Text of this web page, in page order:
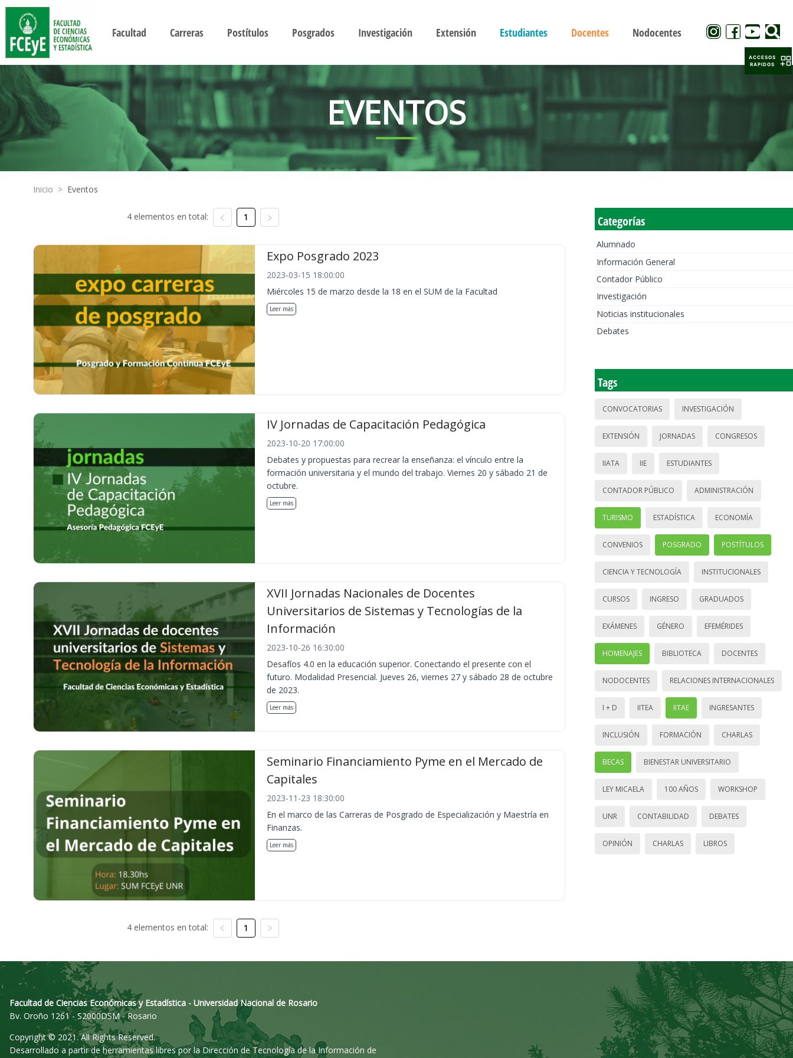
Facultad Carreras Postítulos Posgrados Investigación Extensión Estudiantes Docentes Nodocentes
EVENTOS
Inicio > Eventos
4 elementos en total: 1
Expo Posgrado 2023
2023-03-15 18:00:00
Miércoles 15 de marzo desde la 18 en el SUM de la Facultad
Leer más
IV Jornadas de Capacitación Pedagógica
2023-10-20 17:00:00
Debates y propuestas para recrear la enseñanza: el vínculo entre la
formación universitaria y el mundo del trabajo. Viernes 20 y sábado 21 de
octubre.
Leer más
XVII Jornadas Nacionales de Docentes
Universitarios de Sistemas y Tecnologías de la
Información
2023-10-26 16:30:00
Desafíos 4.0 en la educación superior. Conectando el presente con el
futuro. Modalidad Presencial. Jueves 26, viernes 27 y sábado 28 de octubre
de 2023.
Leer más
Seminario Financiamiento Pyme en el Mercado de
Capitales
2023-11-23 18:30:00
En el marco de las Carreras de Posgrado de Especialización y Maestría en
Finanzas.
Leer más
4 elementos en total: 1
Categorías
Alumnado
Información General
Contador Público
Investigación
Noticias institucionales
Debates
Tags
CONVOCATORIAS INVESTIGACIÓN
EXTENSIÓN JORNADAS CONGRESOS
IIATA IIE ESTUDIANTES
CONTADOR PÚBLICO ADMINISTRACIÓN
TURISMO ESTADÍSTICA ECONOMÍA
CONVENIOS POSGRADO POSTÍTULOS
CIENCIA Y TECNOLOGÍA INSTITUCIONALES
CURSOS INGRESO GRADUADOS
EXÁMENES GÉNERO EFEMÉRIDES
HOMENAJES BIBLIOTECA DOCENTES
NODOCENTES RELACIONES INTERNACIONALES
I + D IITEA IITAE INGRESANTES
INCLUSIÓN FORMACIÓN CHARLAS
BECAS BIENESTAR UNIVERSITARIO
LEY MICAELA 100 AÑOS WORKSHOP
UNR CONTABILIDAD DEBATES
OPINIÓN CHARLAS LIBROS
Facultad de Ciencias Económicas y Estadística - Universidad Nacional de Rosario
Bv. Oroño 1261 - S2000DSM - Rosario
Copyright © 2021. All Rights Reserved.
Desarrollado a partir de herramientas libres por la Dirección de Tecnología de la Información de
ACCESOS
RAPIDOS